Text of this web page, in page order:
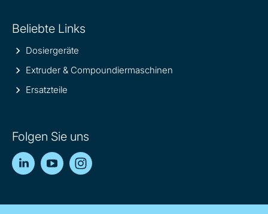
Beliebte Links
Dosiergeräte
Extruder & Compoundiermaschinen
Ersatzteile
Folgen Sie uns
LinkedInYouTube